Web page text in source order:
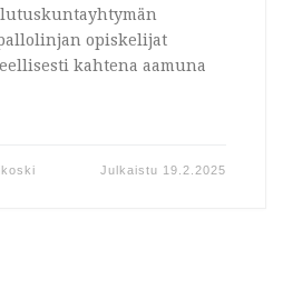
opiskelijat
kahtena aamuna
Julkaistu 19.2.2025